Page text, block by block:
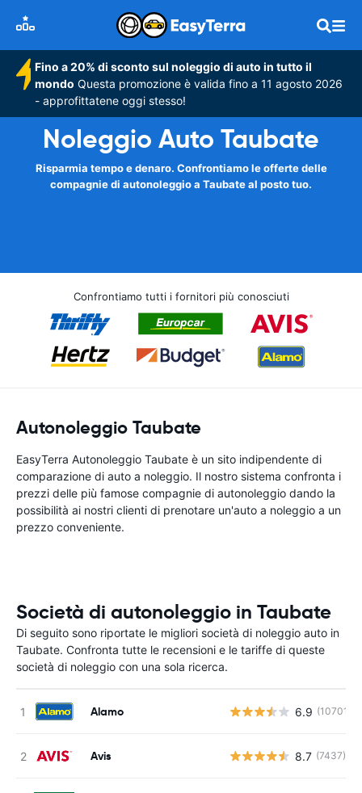
Fino a 20% di sconto sul noleggio di auto in tutto il
mondo Questa promozione è valida fino a 11 agosto 2026
- approfittatene oggi stesso!
Noleggio Auto Taubate
Risparmia tempo e denaro. Confrontiamo le offerte delle
compagnie di autonoleggio a Taubate al posto tuo.
Confrontiamo tutti i fornitori più conosciuti
Autonoleggio Taubate
EasyTerra Autonoleggio Taubate è un sito indipendente di
comparazione di auto a noleggio. Il nostro sistema confronta i
prezzi delle più famose compagnie di autonoleggio dando la
possibilità ai nostri clienti di prenotare un'auto a noleggio a un
prezzo conveniente.
Società di autonoleggio in Taubate
Di seguito sono riportate le migliori società di noleggio auto in
Taubate. Confronta tutte le recensioni e le tariffe di queste
società di noleggio con una sola ricerca.
Alamo 6.9 (10701)
Avis 8.7 (7437)